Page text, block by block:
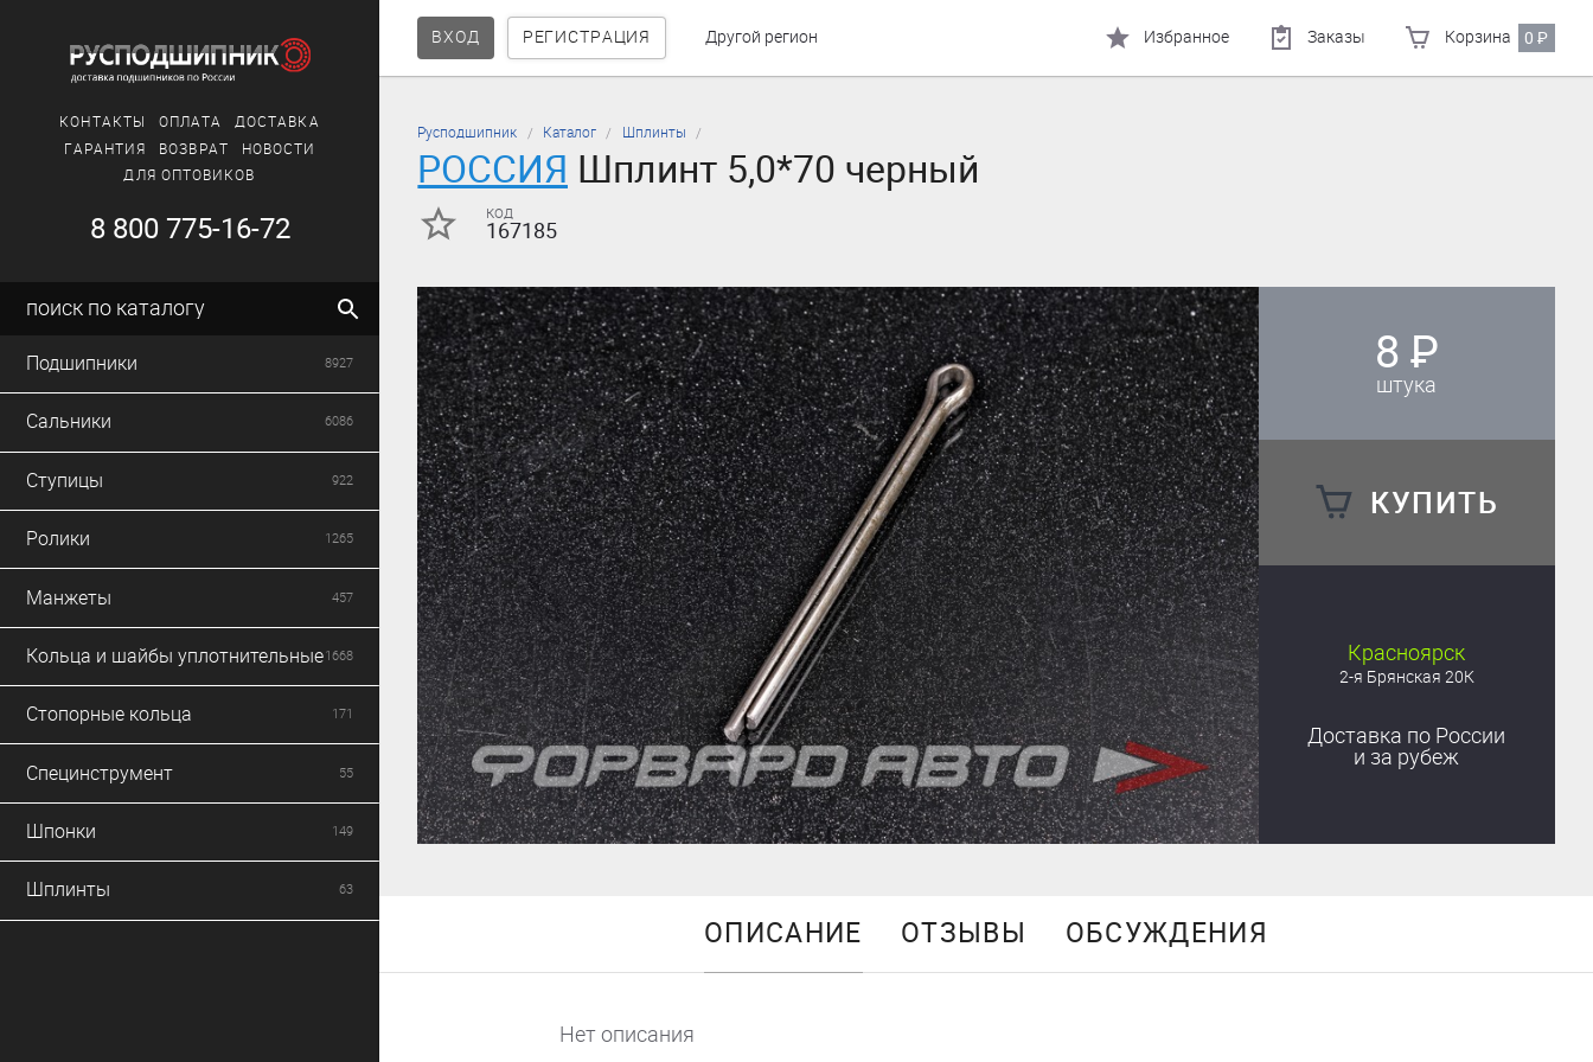
ВХОД РЕГИСТРАЦИЯ Другой регион Избранное Заказы Корзина 0₽
КОНТАКТЫ ОПЛАТА
ДОСТАВКА
ГАРАНТИЯ
ВОЗВРАТ
НОВОСТИ
ДЛЯ ОПТОВИКОВ
8 800 775-16-72
поиск по каталогу
Подшипники 8927
Сальники 6086
Ступицы 922
Ролики 1265
Манжеты 457
Кольца и шайбы уплотнительные1668
Стопорные кольца 171
Специнструмент 55
Шпонки 149
Шплинты 63
Русподшипник Каталог Шплинты
РОССИЯ Шплинт 5,0*70 черный
код
167185
8 ₽
штука
КУПИТЬ
Красноярск
2-я Брянская 20К
Доставка по России
и за рубеж
ОПИСАНИЕ ОТЗЫВЫ ОБСУЖДЕНИЯ
Нет описания